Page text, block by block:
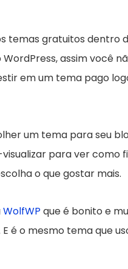
temas gratuitos dentro
assim você
em um tema pago
um tema para seu
para ver como
o que gostar mais.
WolfWP que é bonito e
é o mesmo tema que